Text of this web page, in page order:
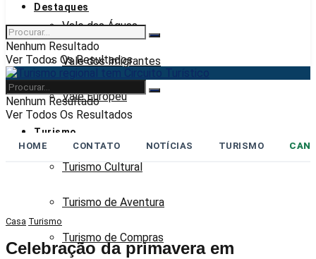
Vale das Águas
Vale dos Imigrantes
Vale Europeu
Turismo
Turismo Cultural
Turismo de Aventura
Turismo de Compras
Destaques
Nenhum Resultado
Ver Todos Os Resultados
Nenhum Resultado
Ver Todos Os Resultados
HOME CONTATO NOTÍCIAS TURISMO
Casa Turismo
Celebração da primavera em